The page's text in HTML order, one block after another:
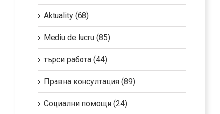
Aktuality (68)
Mediu de lucru (85)
търси работа (44)
Правна консултация (89)
Социални помощи (24)